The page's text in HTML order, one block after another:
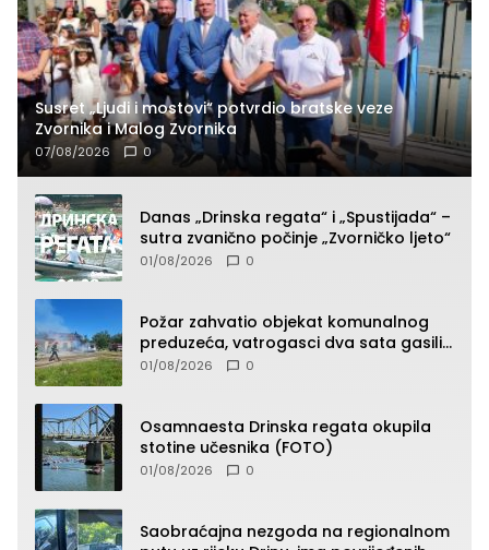
Susret „Ljudi i mostovi“ potvrdio bratske veze
Zvornika i Malog Zvornika
07/08/2026 0
Danas „Drinska regata“ i „Spustijada“ –
sutra zvanično počinje „Zvorničko ljeto“
01/08/2026 0
Požar zahvatio objekat komunalnog
preduzeća, vatrogasci dva sata gasili
vatru (FOTO)
01/08/2026 0
Osamnaesta Drinska regata okupila
stotine učesnika (FOTO)
01/08/2026 0
Saobraćajna nezgoda na regionalnom